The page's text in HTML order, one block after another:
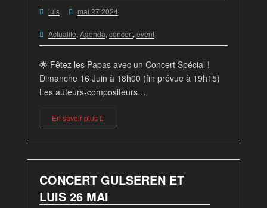
luis mai 27 2024
Actualité,Agenda,concert,event
🌟 Fêtez les Papas avec un Concert Spécial !
Dimanche 16 Juin à 18h00 (fin prévue à 19h15)
Les auteurs-compositeurs…
En savoir plus
CONCERT GULSEREN ET
LUIS 26 MAI